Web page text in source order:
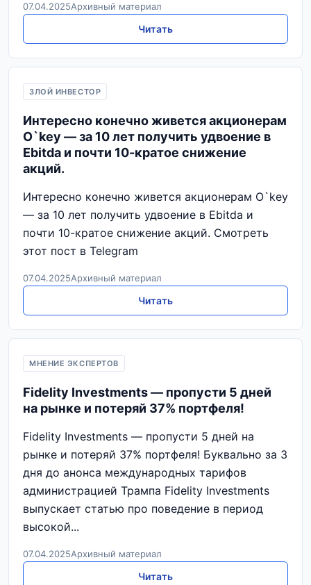
07.04.2025Архивный материал
Читать
ЗЛОЙ ИНВЕСТОР
Интересно конечно живется акционерам
O`key — за 10 лет получить удвоение в
Ebitda и почти 10-кратое снижение
акций.
Интересно конечно живется акционерам O`key
— за 10 лет получить удвоение в Ebitda и
почти 10-кратое снижение акций. Смотреть
этот пост в Telegram
07.04.2025Архивный материал
Читать
МНЕНИЕ ЭКСПЕРТОВ
Fidelity Investments — пропусти 5 дней
на рынке и потеряй 37% портфеля!
Fidelity Investments — пропусти 5 дней на
рынке и потеряй 37% портфеля! Буквально за 3
дня до анонса международных тарифов
администрацией Трампа Fidelity Investments
выпускает статью про поведение в период
высокой...
07.04.2025Архивный материал
Читать